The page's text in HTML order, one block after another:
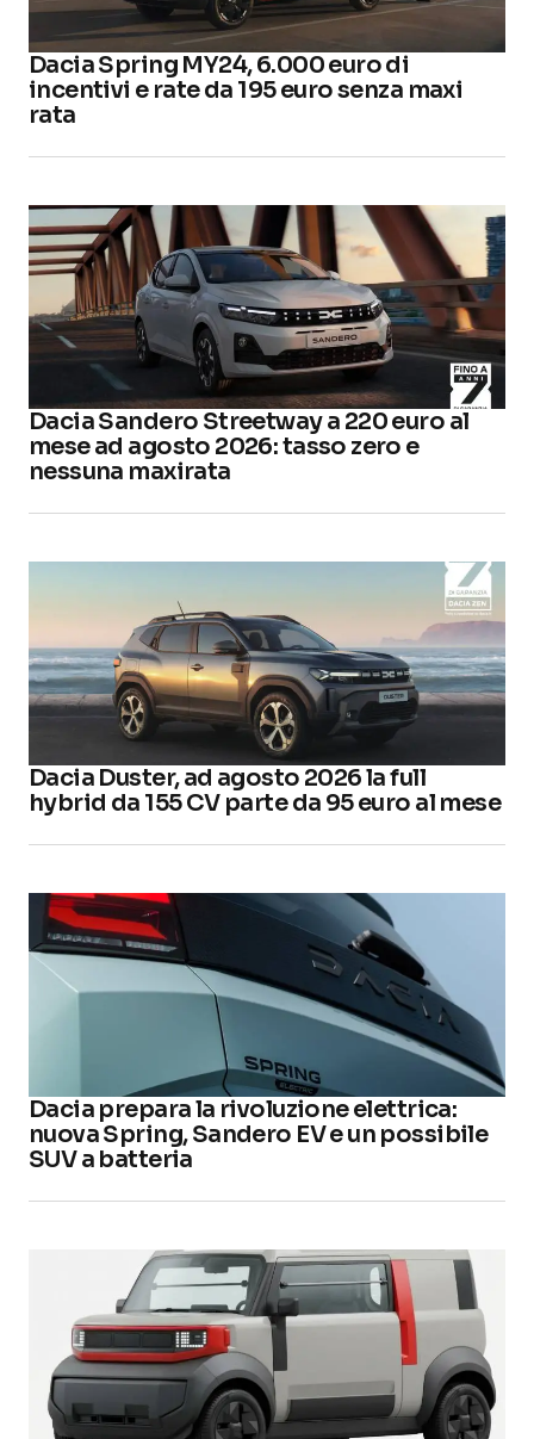
Dacia Spring MY24, 6.000 euro di
incentivi e rate da 195 euro senza maxi
rata
Dacia Sandero Streetway a 220 euro al
mese ad agosto 2026: tasso zero e
nessuna maxirata
Dacia Duster, ad agosto 2026 la full
hybrid da 155 CV parte da 95 euro al mese
Dacia prepara la rivoluzione elettrica:
nuova Spring, Sandero EV e un possibile
SUV a batteria